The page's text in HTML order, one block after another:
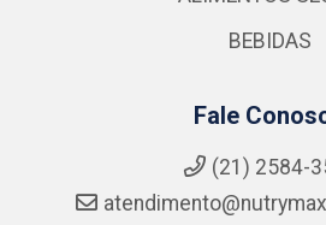
BEBIDAS
Fale
(21) 2584-